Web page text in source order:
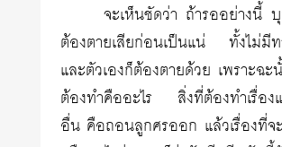
จะเห็นชัดว่า ถ้ารออย่างนี้
ต้องตายเสียก่อนเป็นแน่ ทั้งไม่มีท
และตัวเองก็ต้องตายด้วย เพราะฉ
ต้องทำคืออะไร สิ่งที่ต้องทำเรื่อง
อื่น คือถอนลูกศรออก แล้วเรื่องที่จะ